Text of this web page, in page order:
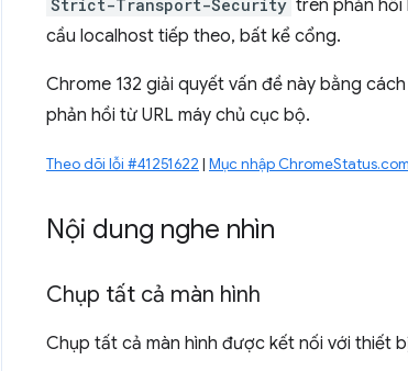
Strict-Transport-Security trên phản
cầu localhost tiếp theo, bất kể cổng.
Chrome 132 giải quyết vấn đề này bằng
phản hồi từ URL máy chủ cục bộ.
Theo dõi lỗi #41251622 | Mục nhập ChromeStatus.com
Nội dung nghe nhìn
Chụp tất cả màn hình
Chụp tất cả màn hình được kết nối với thiết